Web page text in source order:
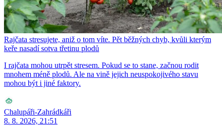
Rajčata stresujete, aniž o tom víte. Pět běžných chyb, kvůli kterým
keře nasadí sotva třetinu plodů
I rajčata mohou utrpět stresem. Pokud se to stane, začnou rodit
mnohem méně plodů. Ale na vině jejich neuspokojivého stavu
mohou být i jiné faktory.
Chalupáři-Zahrádkáři
8. 8. 2026, 21:51